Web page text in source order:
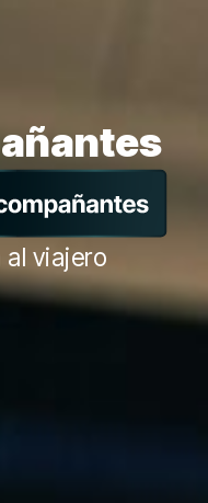
añantes
viajero